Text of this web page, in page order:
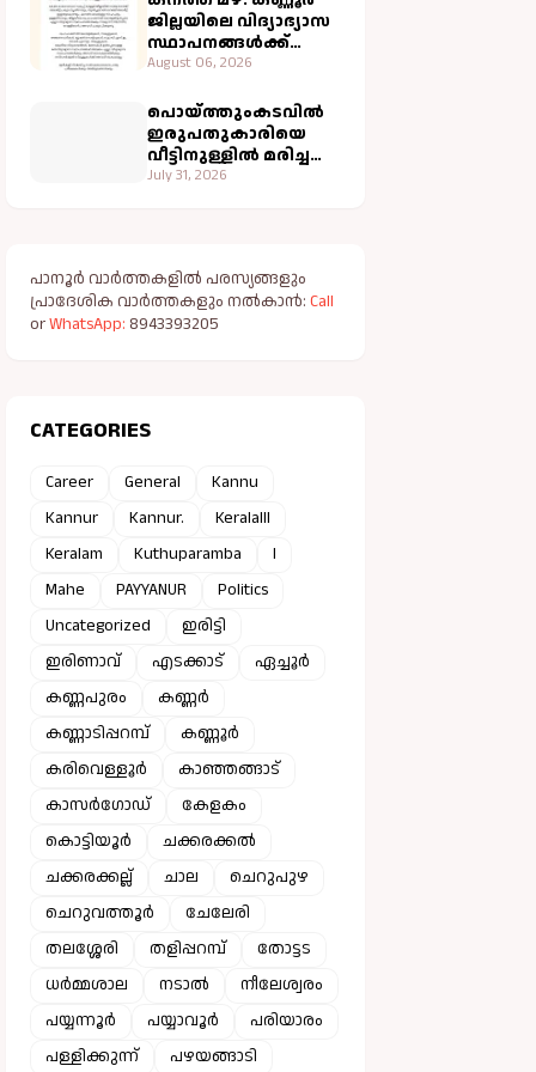
ജില്ലയിലെ വിദ്യാഭ്യാസ
സ്ഥാപനങ്ങൾക്ക്
നാളെ അവധി
August 06, 2026
പൊയ്ത്തുംകടവിൽ
ഇരുപതുകാരിയെ
വീട്ടിനുള്ളിൽ മരിച്ച
നിലയിൽ കണ്ടെത്തി;
July 31, 2026
പാനൂർ വാർത്തകളിൽ പരസ്യങ്ങളും
പ്രാദേശിക വാർത്തകളും നൽകാൻ: Call
orWhatsApp: 8943393205
CATEGORIES
Career General
Kannu
Kannur
Kannur.
Keralalll
Keralam
Kuthuparamba
l
Mahe
PAYYANUR
Politics
Uncategorized
ഇരിട്ടി
ഇരിണാവ്
എടക്കാട്
ഏച്ചൂർ
കണ്ണപുരം
കണ്ണർ
കണ്ണാടിപ്പറമ്പ്
കണ്ണൂർ
കരിവെള്ളൂർ
കാഞ്ഞങ്ങാട്
കാസർഗോഡ്
കേളകം
കൊട്ടിയൂർ
ചക്കരക്കൽ
ചക്കരക്കല്ല്
ചാല
ചെറുപുഴ
ചെറുവത്തൂർ
ചേലേരി
തലശ്ശേരി
തളിപ്പറമ്പ്
തോട്ടട
ധർമ്മശാല
നടാൽ
നീലേശ്വരം
പയ്യന്നൂർ
പയ്യാവൂർ
പരിയാരം
പള്ളിക്കുന്ന്
പഴയങ്ങാടി